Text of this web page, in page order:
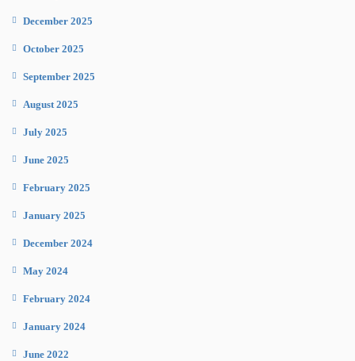
December 2025
October 2025
September 2025
August 2025
July 2025
June 2025
February 2025
January 2025
December 2024
May 2024
February 2024
January 2024
June 2022